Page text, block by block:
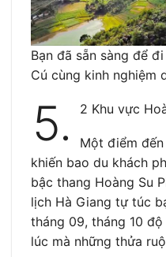
Bạn đã sẵn sàng để
Cú cùng kinh nghiệm
5. 2 Khu vực
Một điểm
khiến bao du khách
bậc thang Hoàng Su
lịch Hà Giang tự túc
tháng 09, tháng 10
lúc mà những thửa